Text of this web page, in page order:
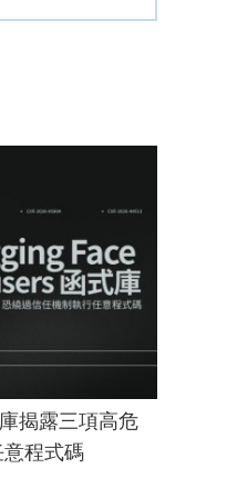
揭露三項高危
程式碼